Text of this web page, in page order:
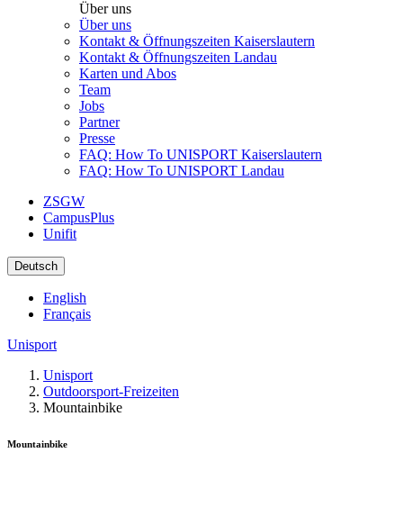
Über uns
Über uns
Kontakt & Öffnungszeiten Kaiserslautern
Kontakt & Öffnungszeiten Landau
Karten und Abos
Team
Jobs
Partner
Presse
FAQ: How To UNISPORT Kaiserslautern
FAQ: How To UNISPORT Landau
ZSGW
CampusPlus
Unifit
Deutsch
English
Français
Unisport
Unisport
Outdoorsport-Freizeiten
Mountainbike
Mountainbike